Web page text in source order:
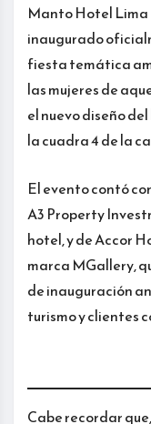
Manto Hotel
inaugurado
fiesta temática
las mujeres de
el nuevo diseño
la cuadra 4 de la
El evento contó
A3 Property
hotel, y de Accor
marca MGallery,
de inauguración
turismo y clientes
Cabe recordar